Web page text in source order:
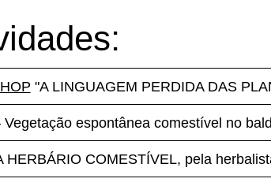
"A LINGUAGEM PERDIDA DAS
espontânea comestível no
HERBÁRIO COMESTÍVEL, pela